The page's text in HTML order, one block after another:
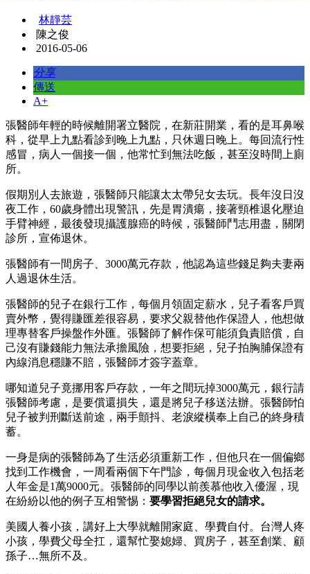
林靜芸
陳之俊
2016-05-06
分享
傳送
A+
張醫師年輕的時候離開署立醫院，在新莊開業，看的是耳鼻喉
科，從早上九點看診到晚上九點，只休週日晚上。每回流行性
感冒，病人一個接一個，他常忙到無法吃飯，甚至沒時間上廁
所。
假期別人去旅遊，張醫師只能讓太太帶兒女去玩。長年沒日沒
夜工作，60歲身體出現警訊，先是胃潰瘍，接著頸椎退化壓迫
手臂神經，最後發現攝護腺癌的時候，張醫師鬥志用盡，關閉
診所，宣佈退休。
張醫師有一間房子、3000萬元存款，他認為這些錢足夠夫妻兩
人過退休生活。
張醫師的兒子在銀行工作，每個月領固定薪水，兒子看客戶買
賣外幣，覺得賺匯差很容易，要求父親替他作保證人，他想做
理專替客戶操盤作外匯。張醫師了解作保可能須負責賠償，自
己沒有賺錢能力無法承擔風險，想要拒絕，兒子拍胸脯保證有
內線消息穩賺不賠，張醫師才簽字蓋章。
哪知道兒子竟挪用客戶存款，一年之間玩掉3000萬元，銀行請
張醫師考慮，是要償還損失，還是將兒子移送法辦。張醫師怕
兒子被判刑斷送前途，兩手顫抖、老淚縱橫奉上自己的終身積
蓄。
一身是病的張醫師為了生活必須重新工作，但他只在一個偏鄉
找到工作機會，一周看兩個下午門診，每個月現金收入包括老
人年金是1萬9000元。張醫師的同學以前羨慕他收入優渥，現
在紛紛以他的例子互相警惕： 要學習拒絕兒女的請求。
美國人養小孩，講好上大學就離開家庭、學費自付。台灣人疼
小孩，學費父母全扛，還幫忙娶媳婦、買房子，甚至創業、顧
孫子…無所不及。